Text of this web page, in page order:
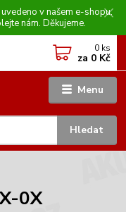
v našem e-shopu.
nám. Děkujeme.
Menu
Hledat
0 ks
za 0 Kč
0X